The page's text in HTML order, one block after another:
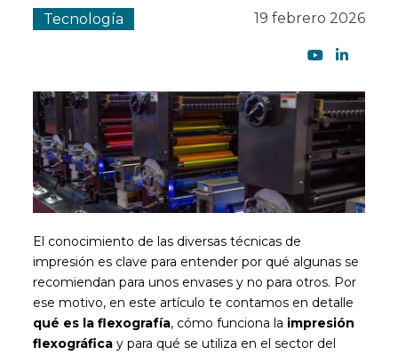
Tecnología 19 febrero 2026
El conocimiento de las diversas técnicas de
impresión es clave para entender por qué algunas se
recomiendan para unos envases y no para otros. Por
ese motivo, en este artículo te contamos en detalle
qué es la flexografía, cómo funciona la impresión
flexográfica y para qué se utiliza en el sector del